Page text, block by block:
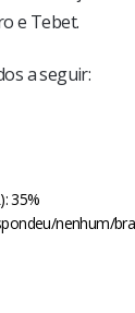
e Tebet.
a seguir:
35%
nenhum/